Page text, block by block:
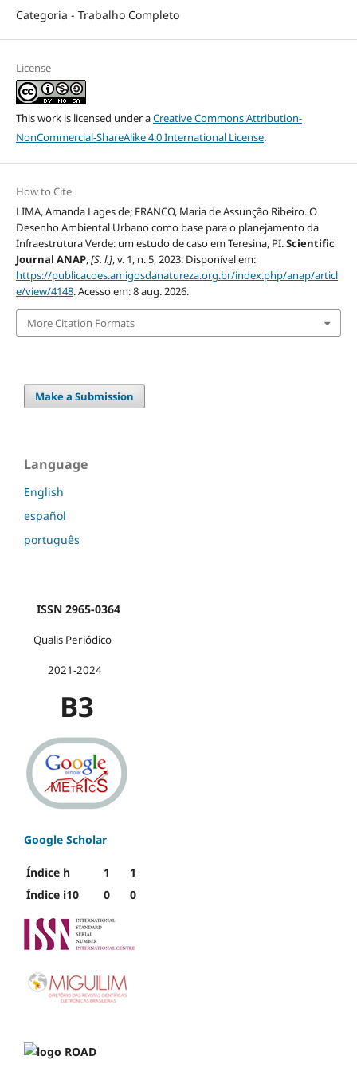
Categoria - Trabalho Completo
License
This work is licensed under aCreative Commons Attribution-
NonCommercial-ShareAlike 4.0 International License.
How to Cite
LIMA, Amanda Lages de; FRANCO, Maria de Assunção Ribeiro. O
Desenho Ambiental Urbano como base para o planejamento da
Infraestrutura Verde: um estudo de caso em Teresina, PI.Scientific
Journal ANAP,[S. l.], v. 1, n. 5, 2023. Disponível em:
https://publicacoes.amigosdanatureza.org.br/index.php/anap/articl
e/view/4148. Acesso em: 8 aug. 2026.
More Citation Formats
Make a Submission
Language
English
español
português
ISSN 2965-0364
Qualis Periódico
2021-2024
B3
Google Scholar
Índice h 1
1
Índice i10
0 0